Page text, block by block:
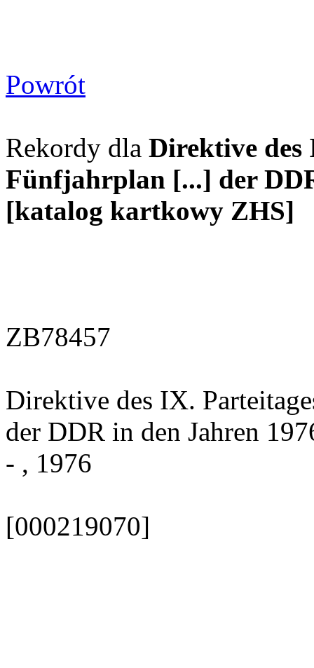
Powrót
Rekordy dla Direktive des
Fünfjahrplan [...] der
[katalog kartkowy ZHS]
ZB78457
Direktive des IX.
der DDR in den Jahren
- , 1976
[000219070]